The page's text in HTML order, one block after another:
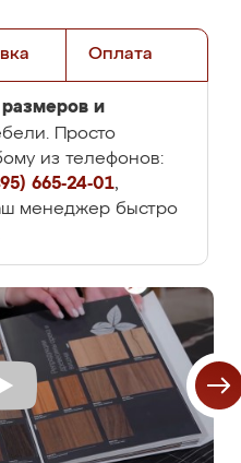
Оплата
размеров и
Просто
из телефонов:
665-24-01,
менеджер быстро